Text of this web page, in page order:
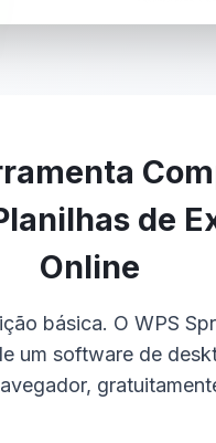
de
Online
básica. O WPS
um software de